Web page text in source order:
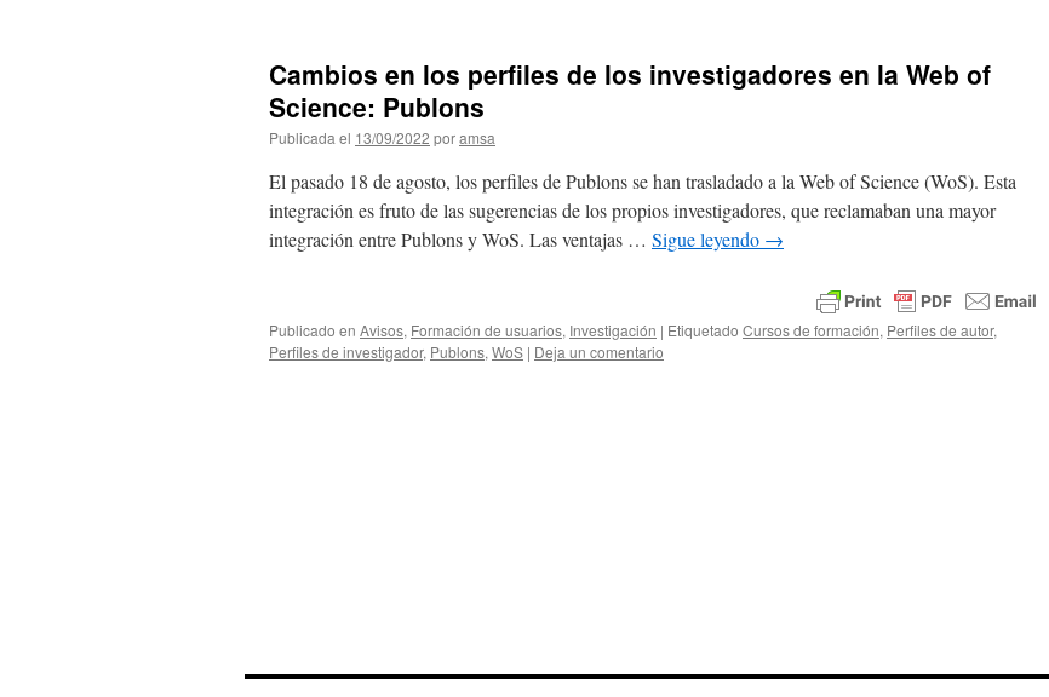
Cambios en los perfiles de los investigadores en la Web of
Science: Publons
Publicada el 13/09/2022 poramsa
El pasado 18 de agosto, los perfiles de Publons se han trasladado a la Web of Science (WoS). Esta
integración es fruto de las sugerencias de los propios investigadores, que reclamaban una mayor
integración entre Publons y WoS. Las ventajas … Sigue leyendo →
Publicado en Avisos, Formación de usuarios, Investigación | Etiquetado Cursos de formación, Perfiles de autor,
Perfiles de investigador, Publons, WoS | Deja un comentario